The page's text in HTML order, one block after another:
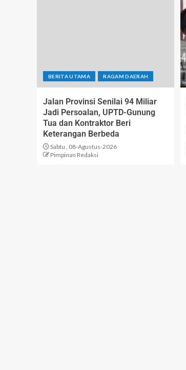
BERITA UTAMA RAGAM DAERAH
Jalan Provinsi Senilai 94 Miliar
Jadi Persoalan, UPTD-Gunung
Tua dan Kontraktor Beri
Keterangan Berbeda
Sabtu , 08-Agustus-2026
Pimpinan Redaksi